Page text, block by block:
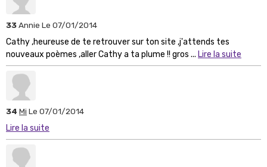
33Annie Le 07/01/2014
Cathy ,heureuse de te retrouver sur ton site ,j'attends tes
nouveaux poèmes ,aller Cathy a ta plume !! gros ... Lire la suite
34 Mi Le 07/01/2014
Lire la suite